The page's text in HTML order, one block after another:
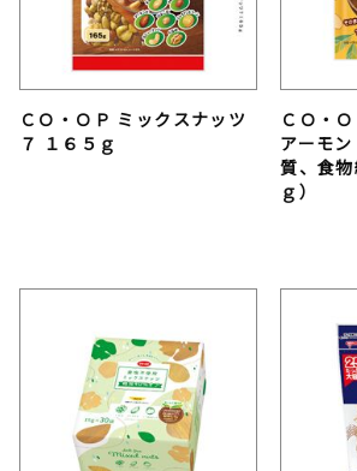
ＣＯ・ＯＰ ミックスナッツ
７ １６５ｇ
ＣＯ・
アーモ
質、食
ｇ）